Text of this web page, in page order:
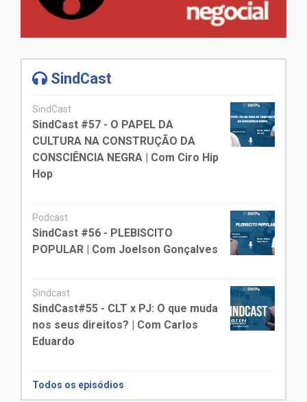
SindCast
SindCast
SindCast #57 - O PAPEL DA
CULTURA NA CONSTRUÇÃO DA
CONSCIÊNCIA NEGRA | Com Ciro Hip
Hop
Podcast
SindCast #56 - PLEBISCITO
POPULAR | Com Joelson Gonçalves
Sindcast
SindCast#55 - CLT x PJ: O que muda
nos seus direitos? | Com Carlos
Eduardo
Todos os episódios